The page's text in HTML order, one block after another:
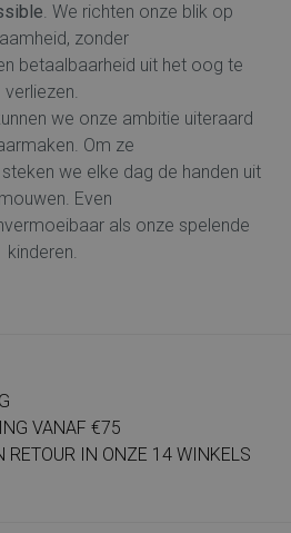
. We richten onze blik op
zonder
betaalbaarheid uit het oog te
verliezen.
we onze ambitie uiteraard
Om ze
we elke dag de handen uit
Even
als onze spelende
kinderen.
VANAF €75
RETOUR IN ONZE 14 WINKELS